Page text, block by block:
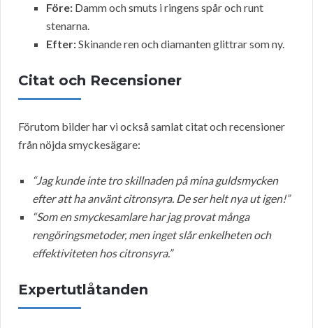
Före: Damm och smuts i ringens spår och runt
stenarna.
Efter:Skinande ren och diamanten glittrar som ny.
Citat och Recensioner
Förutom bilder har vi också samlat citat och recensioner
från nöjda smyckesägare:
“Jag kunde inte tro skillnaden på mina guldsmycken
efter att ha använt citronsyra. De ser helt nya ut igen!”
“Som en smyckesamlare har jag provat många
rengöringsmetoder, men inget slår enkelheten och
effektiviteten hos citronsyra.”
Expertutlåtanden